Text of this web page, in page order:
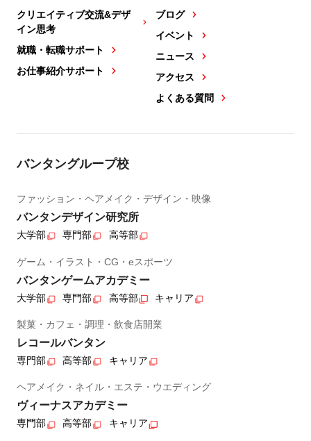
クリエイティブ交流&デザ
イン思考
就職・転職サポート
お仕事紹介サポート
ブログ
イベント
ニュース
アクセス
よくある質問
バンタングループ校
ファッション・ヘアメイク・デザイン・映像
バンタンデザイン研究所
大学部 専門部 高等部
ゲーム・イラスト・CG・eスポーツ
バンタンゲームアカデミー
大学部 専門部 高等部 キャリア
製菓・カフェ・調理・飲食店開業
レコールバンタン
専門部 高等部 キャリア
ヘアメイク・ネイル・エステ・ウエディング
ヴィーナスアカデミー
専門部 高等部 キャリア